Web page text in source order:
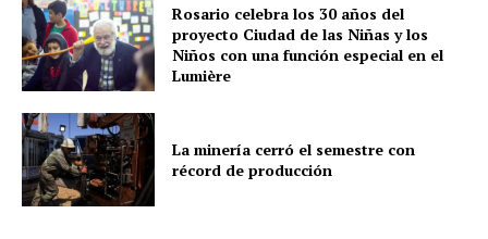
Rosario celebra los 30 años del
proyecto Ciudad de las Niñas y los
Niños con una función especial en el
Lumière
La minería cerró el semestre con
récord de producción